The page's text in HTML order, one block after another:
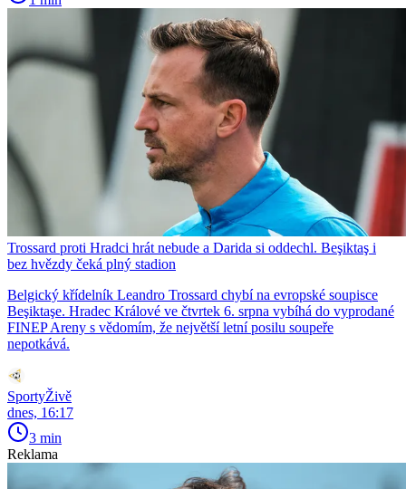
Trossard proti Hradci hrát nebude a Darida si oddechl. Beşiktaş i
bez hvězdy čeká plný stadion
Belgický křídelník Leandro Trossard chybí na evropské soupisce
Beşiktaşe. Hradec Králové ve čtvrtek 6. srpna vybíhá do vyprodané
FINEP Areny s vědomím, že největší letní posilu soupeře
nepotkává.
SportyŽivě
dnes, 16:17
3 min
Reklama